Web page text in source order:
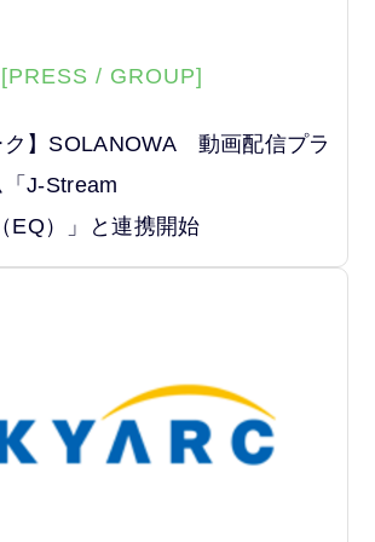
[PRESS / GROUP]
ク】SOLANOWA 動画配信プラ
J-Stream
EQ）」と連携開始